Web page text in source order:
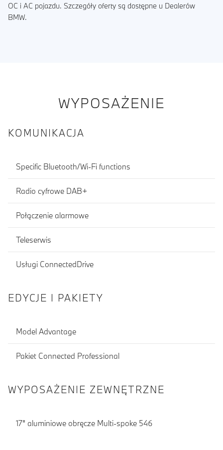
OC i AC pojazdu. Szczegóły oferty są dostępne u Dealerów
BMW.
WYPOSAŻENIE
KOMUNIKACJA
Specific Bluetooth/Wi-Fi functions
Radio cyfrowe DAB+
Połączenie alarmowe
Teleserwis
Usługi ConnectedDrive
EDYCJE I PAKIETY
Model Advantage
Pakiet Connected Professional
WYPOSAŻENIE ZEWNĘTRZNE
17" aluminiowe obręcze Multi-spoke 546